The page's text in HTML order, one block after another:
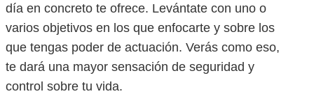
día en concreto te ofrece. Levántate con uno o
varios objetivos en los que enfocarte y sobre los
que tengas poder de actuación. Verás como eso,
te dará una mayor sensación de seguridad y
control sobre tu vida.